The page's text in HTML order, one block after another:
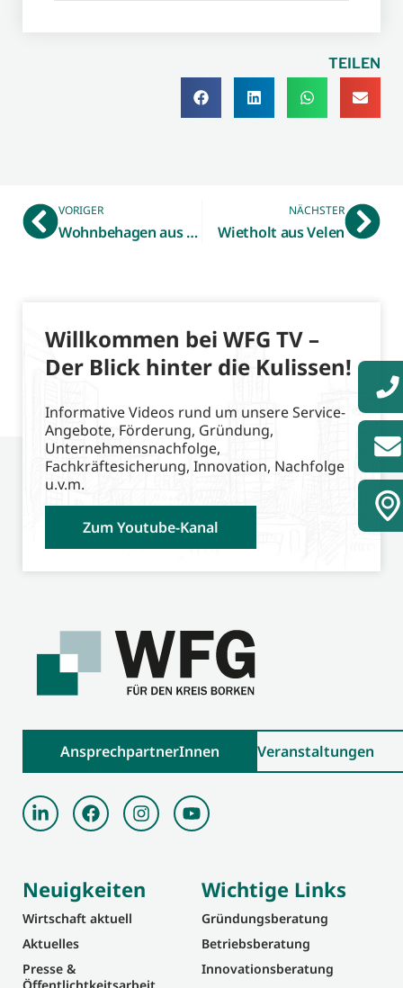
TEILEN
VORIGER
Wohnbehagen aus Gescher
NÄCHSTER
Wietholt aus Velen
Willkommen bei WFG TV –
Der Blick hinter die Kulissen!
Informative Videos rund um unsere Service-
Angebote, Förderung, Gründung,
Unternehmensnachfolge,
Fachkräftesicherung, Innovation, Nachfolge
u.v.m.
Zum Youtube-Kanal
AnsprechpartnerInnen Veranstaltungen
Neuigkeiten
Wirtschaft aktuell
Aktuelles
Presse &
Wichtige Links
Gründungsberatung
Betriebsberatung
Innovationsberatung